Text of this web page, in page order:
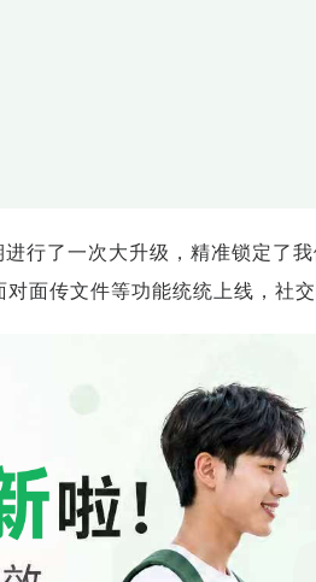
行了一次大升级，精准锁定
面传文件等功能统统上线，社